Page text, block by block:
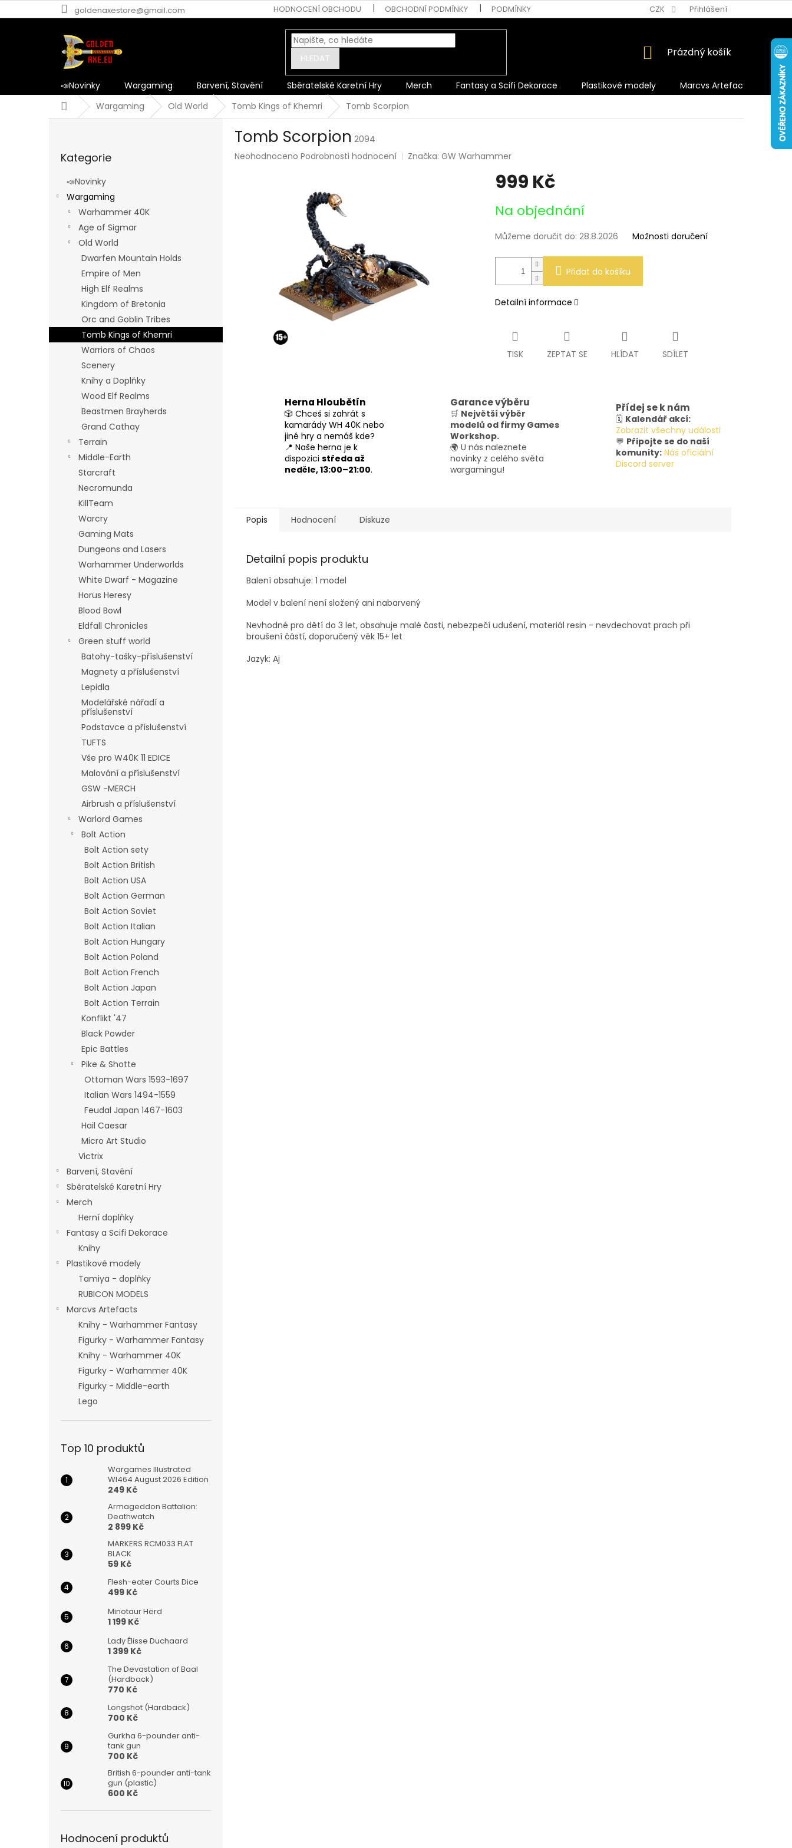
na
goldenaxestore@gmail.com HODNOCENÍ OBCHODU OBCHODNÍ PODMÍNKY PODMÍNKY OCHRANY OSOBNÍCH ÚDAJŮ CZK Přihlášení
HLEDAT
NÁKUPNÍ
Prázdný košík
📣Novinky Wargaming Barvení, Stavění Sběratelské Karetní Hry Merch Fantasy a Scifi Dekorace Plastikové modely
Marcvs Artefacts
DomůWargaming Old World Tomb Kings of Khemri Tomb Scorpion
kategorie
Kategorie
📣Novinky
Wargaming
Warhammer 40K
Age of Sigmar
Old World
Dwarfen Mountain Holds
Empire of Men
High Elf Realms
Kingdom of Bretonia
Orc and Goblin Tribes
Tomb Kings of Khemri
Warriors of Chaos
Scenery
Knihy a Doplňky
Wood Elf Realms
Beastmen Brayherds
Grand Cathay
Terrain
Middle-Earth
Starcraft
Necromunda
KillTeam
Warcry
Gaming Mats
Dungeons and Lasers
Warhammer Underworlds
White Dwarf - Magazine
Horus Heresy
Blood Bowl
Eldfall Chronicles
Green stuff world
Batohy-tašky-příslušenství
Magnety a příslušenství
Lepidla
Modelářské nářadí a
příslušenství
Podstavce a příslušenství
TUFTS
Vše pro W40K 11 EDICE
Malování a příslušenství
GSW -MERCH
Airbrush a příslušenství
Warlord Games
Bolt Action
Bolt Action sety
Bolt Action British
Bolt Action USA
Bolt Action German
Bolt Action Soviet
Bolt Action Italian
Bolt Action Hungary
Bolt Action Poland
Bolt Action French
Bolt Action Japan
Bolt Action Terrain
Konflikt '47
Black Powder
Epic Battles
Pike & Shotte
Ottoman Wars 1593-1697
Italian Wars 1494-1559
Feudal Japan 1467-1603
Hail Caesar
Micro Art Studio
Victrix
Barvení, Stavění
Sběratelské Karetní Hry
Merch
Herní doplňky
Fantasy a Scifi Dekorace
Knihy
Plastikové modely
Tamiya - doplňky
RUBICON MODELS
Marcvs Artefacts
Knihy - Warhammer Fantasy
Figurky - Warhammer Fantasy
Knihy - Warhammer 40K
Figurky - Warhammer 40K
Figurky - Middle-earth
Lego
Top 10 produktů
Wargames Illustrated
WI464 August 2026 Edition
249 Kč
Armageddon Battalion:
Deathwatch
2 899 Kč
MARKERS RCM033 FLAT
BLACK
59 Kč
Flesh-eater Courts Dice
499 Kč
Minotaur Herd
1 199 Kč
Lady Élisse Duchaard
1 399 Kč
The Devastation of Baal
(Hardback)
770 Kč
Longshot (Hardback)
700 Kč
Gurkha 6-pounder anti-
tank gun
700 Kč
British 6-pounder anti-tank
gun (plastic)
600 Kč
Hodnocení produktů
Tomb Scorpion 2094
Průměrné
Neohodnoceno Podrobnosti hodnocení Značka:GW Warhammer
999 Kč
cena:
Na objednání
Můžeme doručit do: 28.8.2026 Možnosti doručení
Přidat do košíku
Detailní informace
TISK ZEPTAT SE HLÍDAT SDÍLET
Herna Hloubětín
🎲 Chceš si zahrát s
kamarády WH 40K nebo
jiné hry a nemáš kde?
📍 Naše herna je k
dispozici středa až
neděle, 13:00–21:00.
Garance výběru
🛒 Největší výběr
modelů od firmy Games
Workshop.
🌍 U nás naleznete
novinky z celého světa
wargamingu!
Přídej se k nám
🗓️ Kalendář akcí:
Zobrazit všechny události
💬 Připojte se do naší
komunity: Náš oficiální
Discord server
Popis Hodnocení Diskuze
Detailní popis produktu
Balení obsahuje: 1 model
Model v balení není složený ani nabarvený
Nevhodné pro dětí do 3 let, obsahuje malé časti, nebezpečí udušení, materiál resin - nevdechovat prach při
broušení částí, doporučený věk 15+ let
Jazyk: Aj